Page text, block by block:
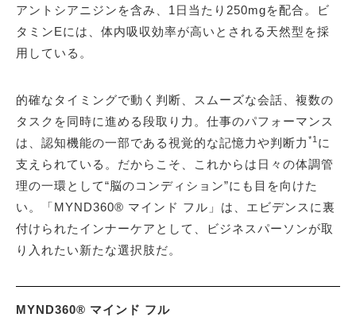
アントシアニジンを含み、1日当たり250mgを配合。ビ
タミンEには、体内吸収効率が高いとされる天然型を採
用している。
的確なタイミングで動く判断、スムーズな会話、複数の
タスクを同時に進める段取り力。仕事のパフォーマンス
は、認知機能の一部である視覚的な記憶力や判断力 *1 に
支えられている。だからこそ、これからは日々の体調管
理の一環として“脳のコンディション”にも目を向けた
い。「MYND360® マインド フル」は、エビデンスに裏
付けられたインナーケアとして、ビジネスパーソンが取
り入れたい新たな選択肢だ。
MYND360® マインド フル